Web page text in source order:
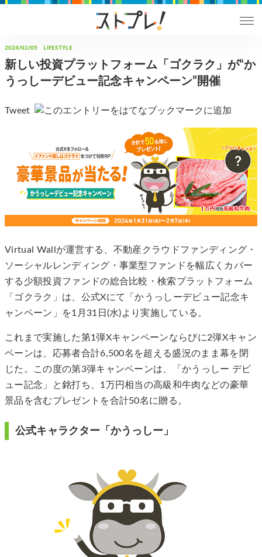
2024/02/05 LIFESTYLE
新しい投資プラットフォーム「ゴクラク」が“か
うっしーデビュー記念キャンペーン”開催
Tweet
Virtual Wallが運営する、不動産クラウドファンディング・
ソーシャルレンディング・事業型ファンドを幅広くカバー
する少額投資ファンドの総合比較・検索プラットフォーム
「ゴクラク」は、公式Xにて「かうっしーデビュー記念キ
ャンペーン」を1月31日(水)より実施している。
これまで実施した第1弾Xキャンペーンならびに2弾Xキャン
ペーンは、応募者合計6,500名を超える盛況のまま幕を閉
じた。この度の第3弾キャンペーンは、「かうっしー デビ
ュー記念」と銘打ち、1万円相当の高級和牛肉などの豪華
景品を含むプレゼントを合計50名に贈る。
公式キャラクター「かうっしー」